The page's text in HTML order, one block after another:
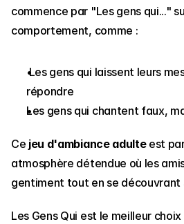
commence par "Les gens qui..."
comportement, comme :
Les gens qui laissent leurs
répondre
Les gens qui chantent faux,
Ce jeu d'ambiance adulte est
atmosphère détendue où les
gentiment tout en se découvrant
Les Gens Qui est le meilleur